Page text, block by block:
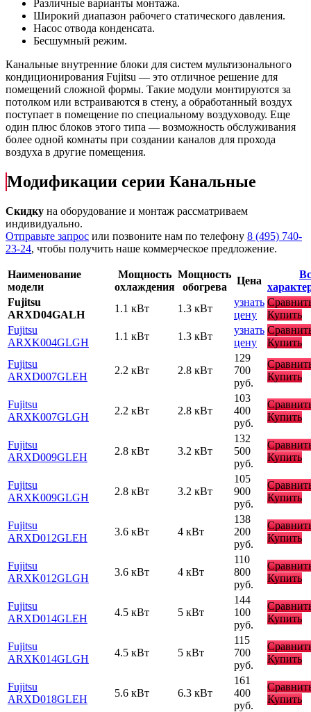
Различные варианты монтажа.
Широкий диапазон рабочего статического давления.
Насос отвода конденсата.
Бесшумный режим.
Канальные внутренние блоки для систем мультизонального
кондиционирования Fujitsu — это отличное решение для
помещений сложной формы. Такие модули монтируются за
потолком или встраиваются в стену, а обработанный воздух
поступает в помещение по специальному воздуховоду. Еще
один плюс блоков этого типа — возможность обслуживания
более одной комнаты при создании каналов для прохода
воздуха в другие помещения.
Модификации серии Канальные
Скидку на оборудование и монтаж рассматриваем
индивидуально.
Отправьте запрос или позвоните нам по телефону 8 (495) 740-
23-24, чтобы получить наше коммерческое предложение.
Наименование
модели
Мощность
охлаждения
Мощность
обогрева
Цена
Fujitsu
ARXD04GALH
1.1 кВт 1.3 кВт
узнать
цену
Купить
Fujitsu
ARXK004GLGH
1.1 кВт 1.3 кВт
узнать
цену
Купить
Fujitsu
ARXD007GLEH
2.2 кВт 2.8 кВт
129
700
руб.
Купить
Fujitsu
ARXK007GLGH
2.2 кВт 2.8 кВт
103
400
руб.
Купить
Fujitsu
ARXD009GLEH
2.8 кВт 3.2 кВт
132
500
руб.
Купить
Fujitsu
ARXK009GLGH
2.8 кВт 3.2 кВт
105
900
руб.
Купить
Fujitsu
ARXD012GLEH
3.6 кВт 4 кВт
138
200
руб.
Купить
Fujitsu
ARXK012GLGH
3.6 кВт 4 кВт
110
800
руб.
Купить
Fujitsu
ARXD014GLEH
4.5 кВт 5 кВт
144
100
руб.
Купить
Fujitsu
ARXK014GLGH
4.5 кВт 5 кВт
115
700
руб.
Купить
Fujitsu
ARXD018GLEH
5.6 кВт 6.3 кВт
161
400
руб.
Купить